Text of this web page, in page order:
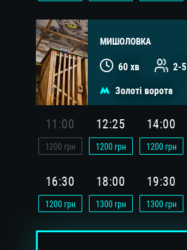
МИШОЛОВКА
60 хв 2-5
Золоті ворота
11:00
1200 грн
12:25
1200грн
14:00
1200грн
16:30
1200грн
18:00
1300грн
19:30
1300грн